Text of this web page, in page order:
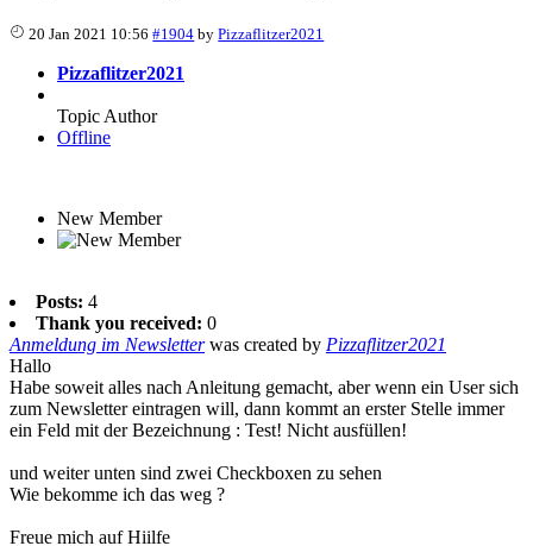
20 Jan 2021 10:56 #1904 byPizzaflitzer2021
Pizzaflitzer2021
Topic Author
Offline
New Member
Posts: 4
Thank you received: 0
Anmeldung im Newsletterwas created by Pizzaflitzer2021
Hallo
Habe soweit alles nach Anleitung gemacht, aber wenn ein User sich
zum Newsletter eintragen will, dann kommt an erster Stelle immer
ein Feld mit der Bezeichnung : Test! Nicht ausfüllen!
und weiter unten sind zwei Checkboxen zu sehen
Wie bekomme ich das weg ?
Freue mich auf Hiilfe